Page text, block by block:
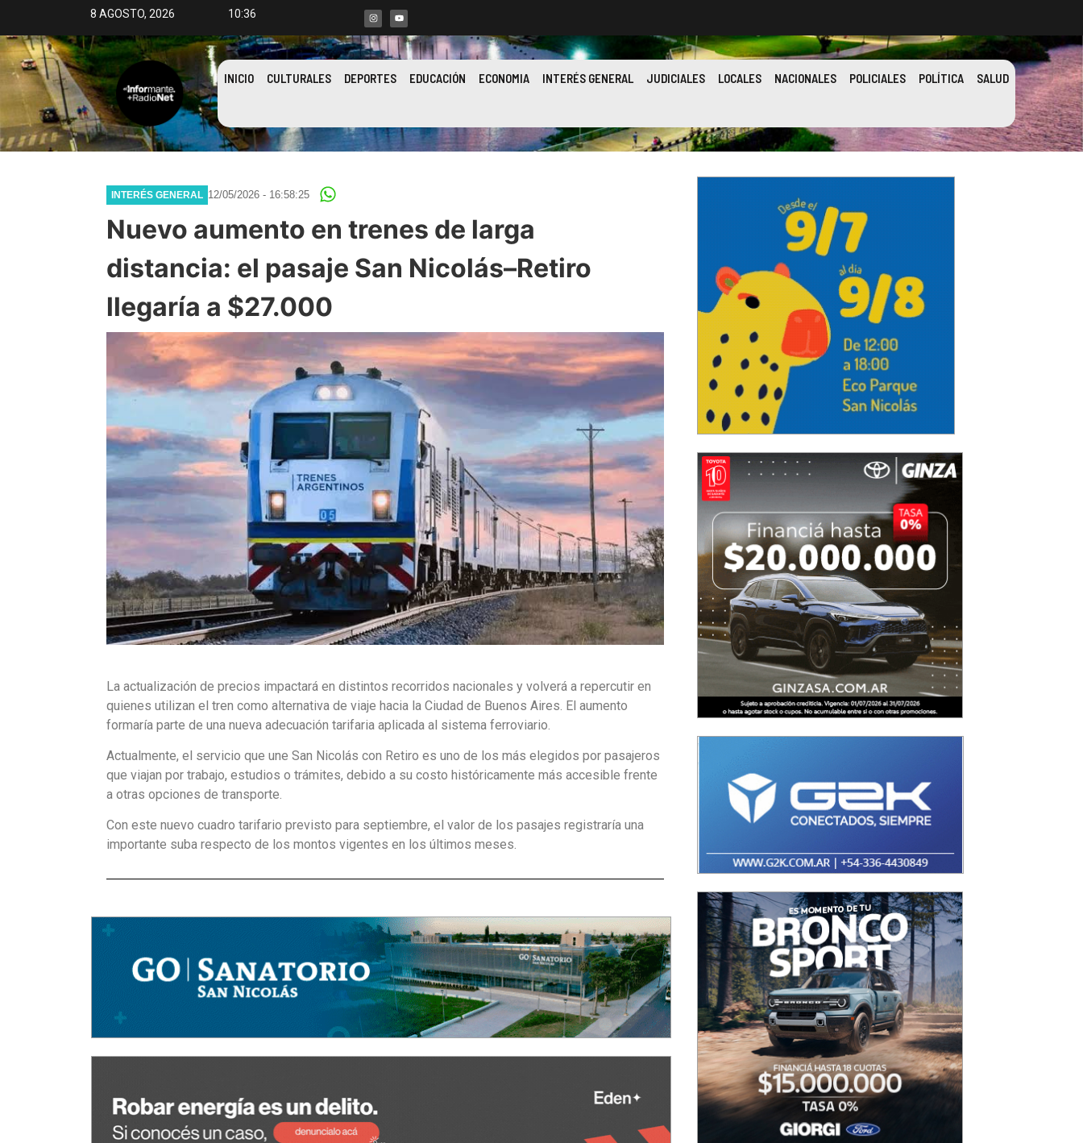
8 AGOSTO, 2026 10:36
INICIO CULTURALES DEPORTES EDUCACIÓN ECONOMIA INTERÉS GENERAL JUDICIALES LOCALES NACIONALES POLICIALES POLÍTICA SALUD
INTERÉS GENERAL 12/05/2026 - 16:58:25
Nuevo aumento en trenes de larga
distancia: el pasaje San Nicolás–Retiro
llegaría a $27.000
La actualización de precios impactará en distintos recorridos nacionales y volverá a repercutir en
quienes utilizan el tren como alternativa de viaje hacia la Ciudad de Buenos Aires. El aumento
formaría parte de una nueva adecuación tarifaria aplicada al sistema ferroviario.
Actualmente, el servicio que une San Nicolás con Retiro es uno de los más elegidos por pasajeros
que viajan por trabajo, estudios o trámites, debido a su costo históricamente más accesible frente
a otras opciones de transporte.
Con este nuevo cuadro tarifario previsto para septiembre, el valor de los pasajes registraría una
importante suba respecto de los montos vigentes en los últimos meses.